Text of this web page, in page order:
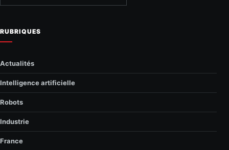
RUBRIQUES
Actualités
Intelligence artificielle
Robots
Industrie
France